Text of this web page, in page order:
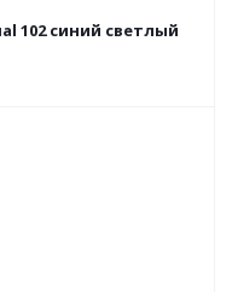
102 синий светлый